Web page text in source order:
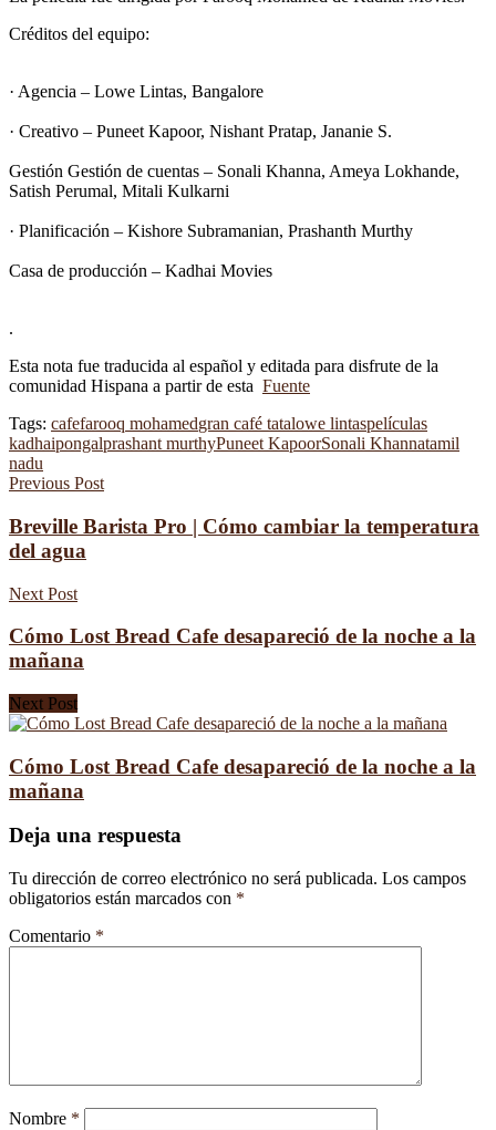
Créditos del equipo:
· Agencia – Lowe Lintas, Bangalore
· Creativo – Puneet Kapoor, Nishant Pratap, Jananie S.
Gestión Gestión de cuentas – Sonali Khanna, Ameya Lokhande,
Satish Perumal, Mitali Kulkarni
· Planificación – Kishore Subramanian, Prashanth Murthy
Casa de producción – Kadhai Movies
.
Esta nota fue traducida al español y editada para disfrute de la
comunidad Hispana a partir de esta Fuente
Tags: cafefarooq mohamedgran café tatalowe lintaspelículas
kadhaipongalprashant murthyPuneet KapoorSonali Khannatamil
nadu
Previous Post
Breville Barista Pro | Cómo cambiar la temperatura
del agua
Next Post
Cómo Lost Bread Cafe desapareció de la noche a la
mañana
Next Post
Cómo Lost Bread Cafe desapareció de la noche a la
mañana
Deja una respuesta
Tu dirección de correo electrónico no será publicada. Los campos
obligatorios están marcados con *
Comentario *
Nombre *